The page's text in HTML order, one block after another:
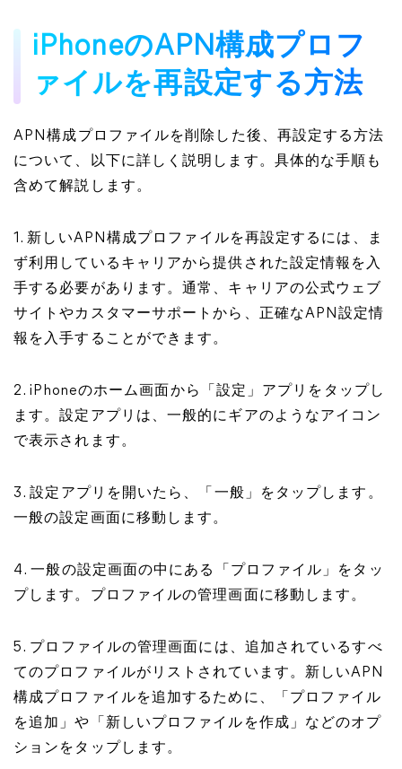
iPhoneのAPN構成プロフ
ァイルを再設定する方法
APN構成プロファイルを削除した後、再設定する方法
について、以下に詳しく説明します。具体的な手順も
含めて解説します。
1. 新しいAPN構成プロファイルを再設定するには、ま
ず利用しているキャリアから提供された設定情報を入
手する必要があります。通常、キャリアの公式ウェブ
サイトやカスタマーサポートから、正確なAPN設定情
報を入手することができます。
2. iPhoneのホーム画面から「設定」アプリをタップし
ます。設定アプリは、一般的にギアのようなアイコン
で表示されます。
3. 設定アプリを開いたら、「一般」をタップします。
一般の設定画面に移動します。
4. 一般の設定画面の中にある「プロファイル」をタッ
プします。プロファイルの管理画面に移動します。
5. プロファイルの管理画面には、追加されているすべ
てのプロファイルがリストされています。新しいAPN
構成プロファイルを追加するために、「プロファイル
を追加」や「新しいプロファイルを作成」などのオプ
ションをタップします。